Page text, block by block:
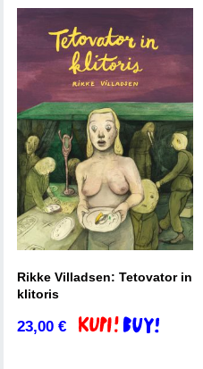
Rikke Villadsen: Tetovator in
klitoris
23,00€ Dodaj v košarico